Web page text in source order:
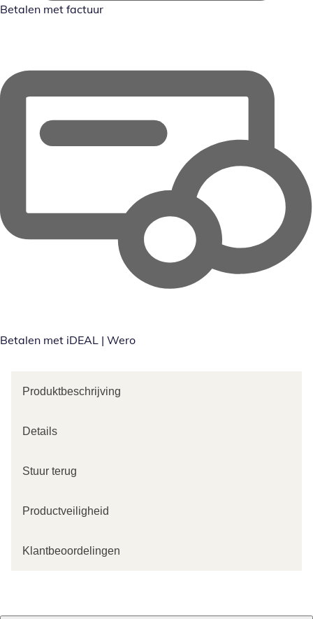
Betalen met factuur
Betalen met iDEAL | Wero
Produktbeschrijving
Details
Stuur terug
Productveiligheid
Klantbeoordelingen